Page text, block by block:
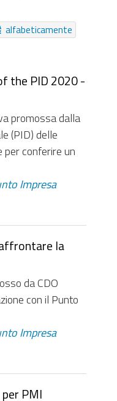
Cartella
Evento
alfabeticamente
the PID 2020 -
promossa dalla
(PID) delle
per conferire un
Impresa
la
da CDO
con il Punto
Impresa
PMI